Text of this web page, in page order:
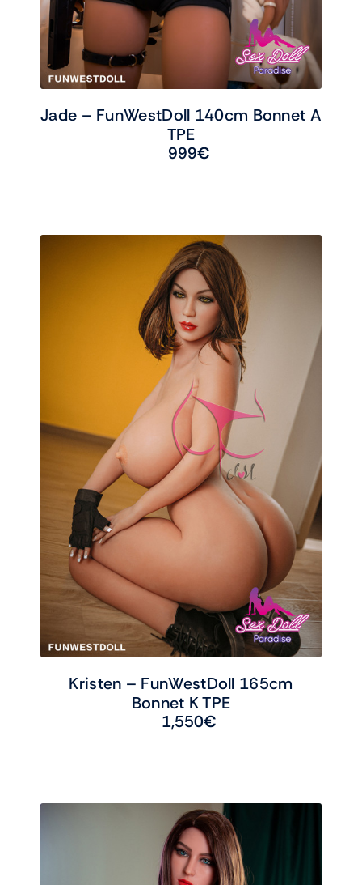
Jade – FunWestDoll 140cm Bonnet A
TPE
999€
Kristen – FunWestDoll 165cm
Bonnet K TPE
1,550€